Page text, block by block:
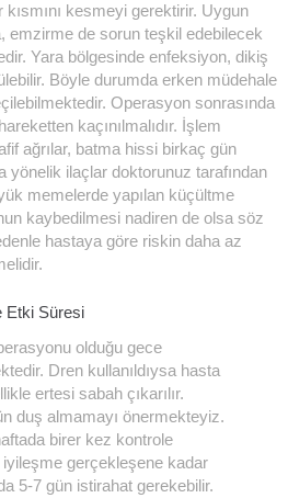
kısmını kesmeyi gerektirir. Uygun
emzirme de sorun teşkil edebilecek
Yara bölgesinde enfeksiyon, dikiş
Böyle durumda erken müdehale
Operasyon sonrasında
kaçınılmalıdır. İşlem
ağrılar, batma hissi birkaç gün
yönelik ilaçlar doktorunuz tarafından
memelerde yapılan küçültme
kaybedilmesi nadiren de olsa söz
hastaya göre riskin daha az
Etki Süresi
olduğu gece
Dren kullanıldıysa hasta
ertesi sabah çıkarılır.
duş almamayı önermekteyiz.
birer kez kontrole
iyileşme gerçekleşene kadar
5-7 gün istirahat gerekebilir.